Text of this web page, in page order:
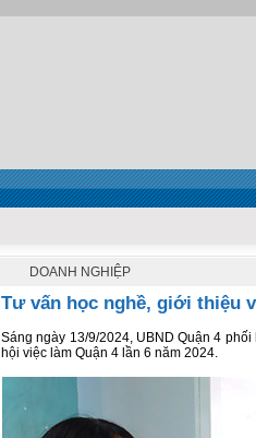
DOANH NGHIỆP
Tư vấn học nghề, giới thiệu
Sáng ngày 13/9/2024, UBND Quận 4
hội việc làm Quận 4 lần 6 năm 2024.